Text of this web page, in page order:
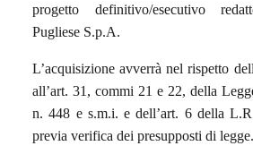
progetto definitivo/esecutivo
Pugliese S.p.A.
L’acquisizione avverrà nel rispetto
all’art. 31, commi 21 e 22, della
n. 448 e s.m.i. e dell’art. 6 della
previa verifica dei presupposti di legge.